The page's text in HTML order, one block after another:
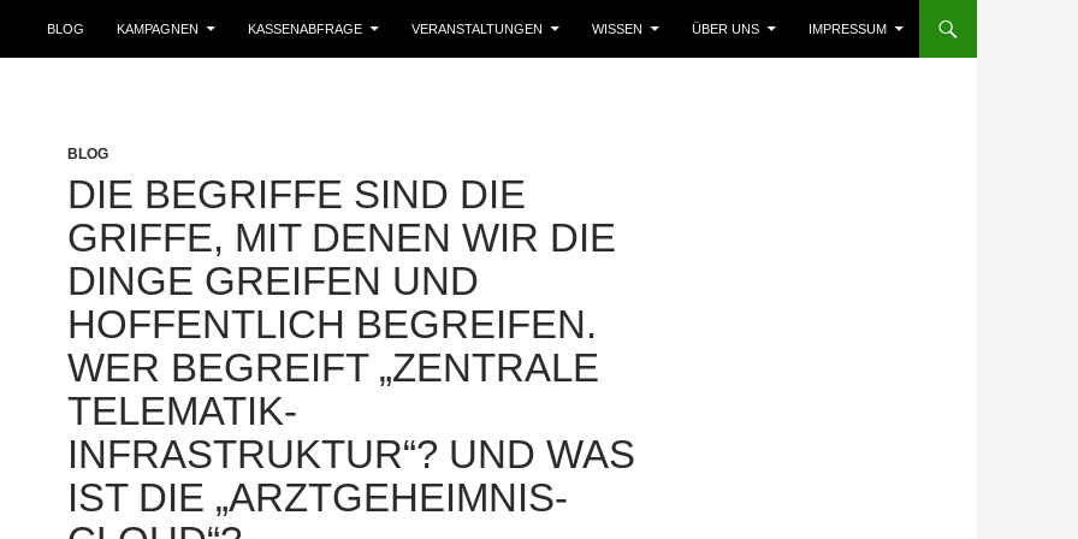
BLOG KAMPAGNEN KASSENABFRAGE VERANSTALTUNGEN WISSEN ÜBER UNS IMPRESSUM
BLOG
DIE BEGRIFFE SIND DIE
GRIFFE, MIT DENEN WIR DIE
DINGE GREIFEN UND
HOFFENTLICH BEGREIFEN.
WER BEGREIFT „ZENTRALE
TELEMATIK-
INFRASTRUKTUR“? UND WAS
IST DIE „ARZTGEHEIMNIS-